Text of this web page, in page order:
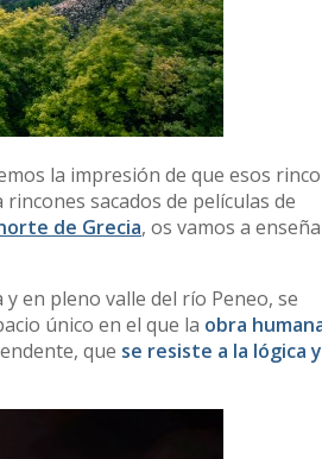
la impresión de que esos
sacados de películas de
de Grecia, os vamos a
en pleno valle del río Peneo, se
único en el que la obra
que se resiste a la lógica